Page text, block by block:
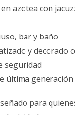
en azotea con
bar y baño
y decorado
seguridad
última generación
para